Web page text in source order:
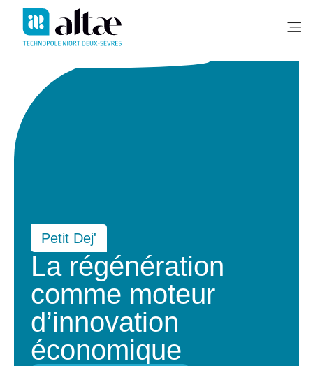
Petit Dej'
La régénération
comme moteur
d’innovation
économique